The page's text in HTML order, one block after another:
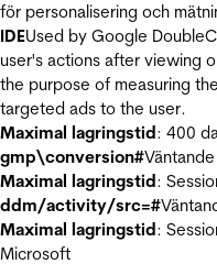
för personalisering och
IDEUsed by Google
user's actions after viewing
the purpose of measuring
targeted ads to the user.
Maximal lagringstid: 400
gmp\conversion#Väntande
Maximal lagringstid:
ddm/activity/src=#
Maximal lagringstid:
Microsoft